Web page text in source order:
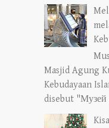
Masjid Agung
Kebudayaan
disebut "Музей